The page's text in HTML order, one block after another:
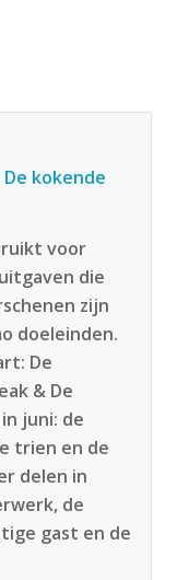
De kokende
voor
die
zijn
doeleinden.
De
& De
juni: de
trien en de
delen in
de
gast en de